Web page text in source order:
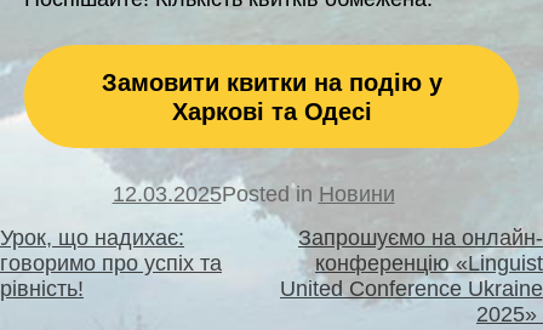
Замовити квитки на подію у
Харкові та Одесі
12.03.2025Posted in Новини
Навігація
записів
Урок, що надихає:
говоримо про успіх та
рівність!
Запрошуємо на онлайн-
конференцію «Linguist
United Conference Ukraine
2025» ️